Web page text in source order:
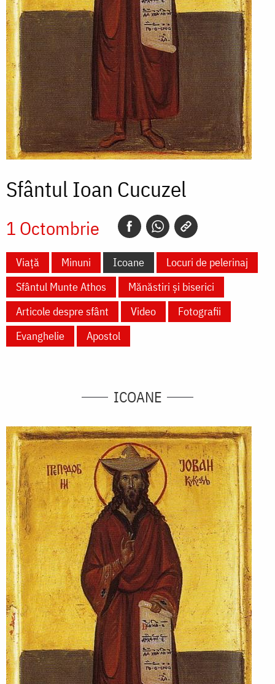
Sfântul Ioan Cucuzel
1 Octombrie
Viață Minuni Icoane
Locuri de pelerinaj
Sfântul Munte Athos
Mănăstiri și biserici
Articole despre sfânt
Video
Fotografii
Evanghelie
Apostol
ICOANE